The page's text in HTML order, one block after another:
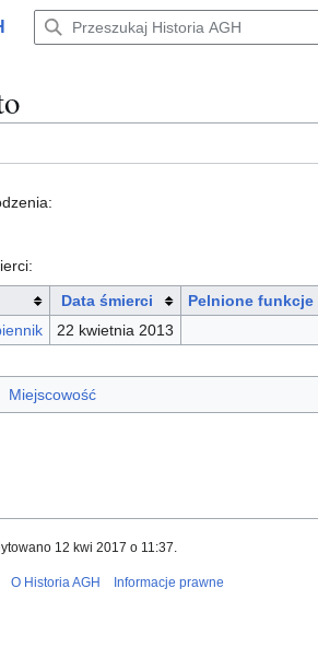
Data śmierci
Pelnione funkcje
22 kwietnia 2013
Miejscowość
12 kwi 2017 o 11:37.
O Historia AGH Informacje prawne